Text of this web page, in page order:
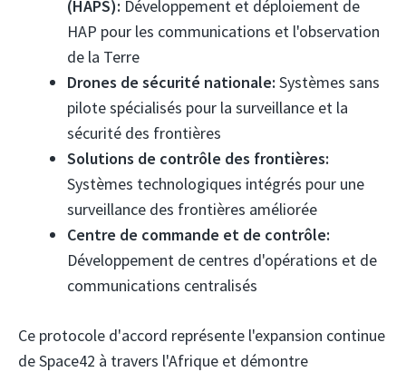
(HAPS): Développement et déploiement de
HAP pour les communications et l'observation
de la Terre
Drones de sécurité nationale: Systèmes sans
pilote spécialisés pour la surveillance et la
sécurité des frontières
Solutions de contrôle des frontières:
Systèmes technologiques intégrés pour une
surveillance des frontières améliorée
Centre de commande et de contrôle:
Développement de centres d'opérations et de
communications centralisés
Ce protocole d'accord représente l'expansion continue
de Space42 à travers l'Afrique et démontre